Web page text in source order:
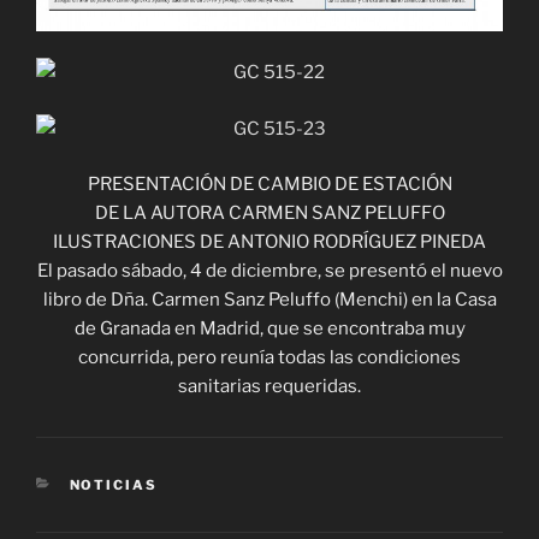
PRESENTACIÓN DE CAMBIO DE ESTACIÓN
DE LA AUTORA CARMEN SANZ PELUFFO
ILUSTRACIONES DE ANTONIO RODRÍGUEZ PINEDA
El pasado sábado, 4 de diciembre, se presentó el nuevo
libro de Dña. Carmen Sanz Peluffo (Menchi) en la Casa
de Granada en Madrid, que se encontraba muy
concurrida, pero reunía todas las condiciones
sanitarias requeridas.
CATEGORÍAS
NOTICIAS